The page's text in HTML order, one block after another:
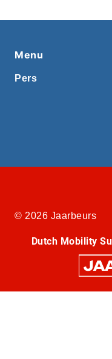
Menu
Pers
© 2026 Jaarbeurs
Dutch Mobility